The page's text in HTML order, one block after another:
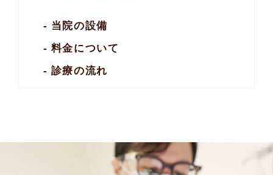
当院の設備
料金について
診療の流れ